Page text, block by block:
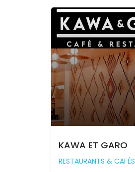
KAWA ET GARO
RESTAURANTS & CAFÉS